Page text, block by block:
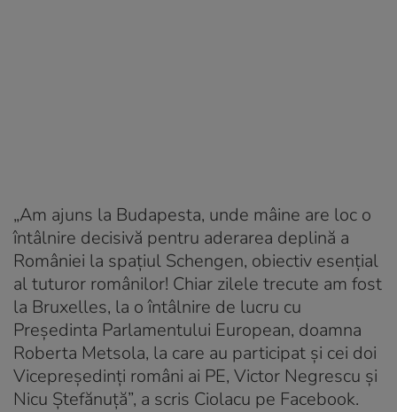
„Am ajuns la Budapesta, unde mâine are loc o
întâlnire decisivă pentru aderarea deplină a
României la spațiul Schengen, obiectiv esențial
al tuturor românilor! Chiar zilele trecute am fost
la Bruxelles, la o întâlnire de lucru cu
Președinta Parlamentului European, doamna
Roberta Metsola, la care au participat și cei doi
Vicepreședinți români ai PE, Victor Negrescu și
Nicu Ștefănuță”, a scris Ciolacu pe Facebook.